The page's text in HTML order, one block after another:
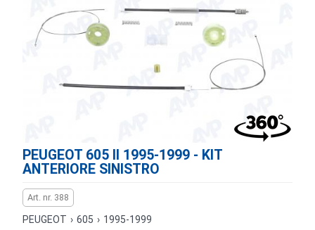
PEUGEOT 605 II 1995-1999 - KIT
ANTERIORE SINISTRO
Art. nr. 388
PEUGEOT › 605 › 1995-1999